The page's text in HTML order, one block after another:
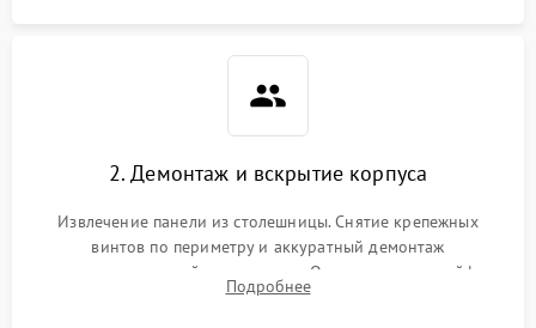
2. Демонтаж и вскрытие корпуса
Извлечение панели из столешницы. Снятие крепежных
винтов по периметру и аккуратный демонтаж
стеклокерамической поверхности. Отсоединение шлейфов
сенсорного блока для доступа к силовым платам, катушкам
Подробнее